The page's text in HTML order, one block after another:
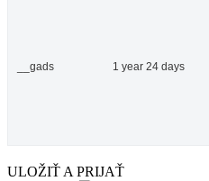
__gads 1 year 24 days
ULOŽIŤ A PRIJAŤ